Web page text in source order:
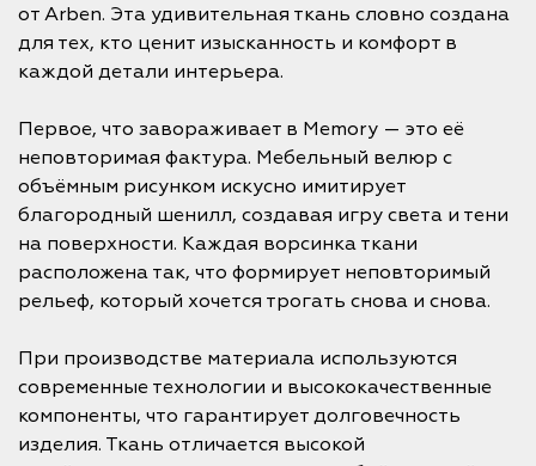
от Arben. Эта удивительная ткань словно создана
для тех, кто ценит изысканность и комфорт в
каждой детали интерьера.
Первое, что завораживает в Memory — это её
неповторимая фактура. Мебельный велюр с
объёмным рисунком искусно имитирует
благородный шенилл, создавая игру света и тени
на поверхности. Каждая ворсинка ткани
расположена так, что формирует неповторимый
рельеф, который хочется трогать снова и снова.
При производстве материала используются
современные технологии и высококачественные
компоненты, что гарантирует долговечность
изделия. Ткань отличается высокой